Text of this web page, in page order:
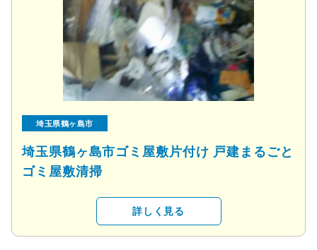
埼玉県鶴ヶ島市
埼玉県鶴ヶ島市ゴミ屋敷片付け 戸建まるごと
ゴミ屋敷清掃
詳しく見る